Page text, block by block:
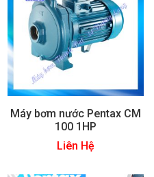
Máy bơm nước Pentax CM
100 1HP
Liên Hệ